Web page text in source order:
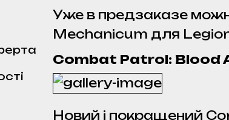
Уже в предзаказе
Mechanicum для
Combat Patrol: Blood
Новий і покращений